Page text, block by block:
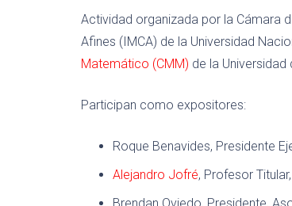
Actividad organizada por la Cámara
Afines (IMCA) de la Universidad
Matemático (CMM) de la Universidad
Participan como expositores:
Roque Benavides, Presidente
Alejandro Jofré, Profesor